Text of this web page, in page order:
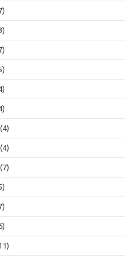
(4)
(4)
(7)